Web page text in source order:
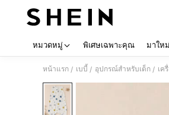
หมวดหมู่ พิเศษเฉพาะคุณ มาใหม่
หน้าแรก / เบบี้ / อุปกรณ์สำหรับเด็ก / เค